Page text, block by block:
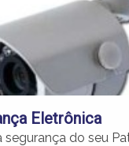
Eletrônica
segurança do seu